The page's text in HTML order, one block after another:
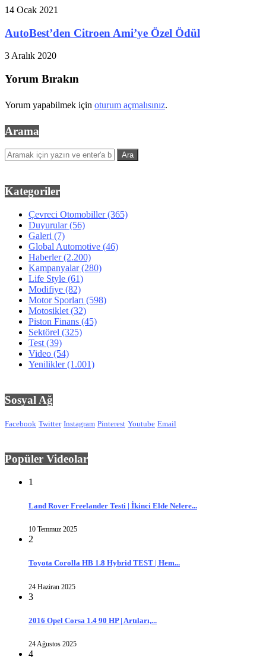
14 Ocak 2021
AutoBest’den Citroen Ami’ye Özel Ödül
3 Aralık 2020
Yorum Bırakın
Yorum yapabilmek için oturum açmalısınız.
Arama
Kategoriler
Çevreci Otomobiller(365)
Duyurular(56)
Galeri (7)
Global Automotive (46)
Haberler(2.200)
Kampanyalar(280)
Life Style (61)
Modifiye (82)
Motor Sporları (598)
Motosiklet (32)
Piston Finans (45)
Sektörel (325)
Test (39)
Video (54)
Yenilikler(1.001)
Sosyal Ağ
Facebook Twitter Instagram Pinterest Youtube Email
Popüler Videolar
1
Land Rover Freelander Testi | İkinci Elde Nelere...
10 Temmuz 2025
2
Toyota Corolla HB 1.8 Hybrid TEST | Hem...
24 Haziran 2025
3
2016 Opel Corsa 1.4 90 HP | Artıları,...
24 Ağustos 2025
4